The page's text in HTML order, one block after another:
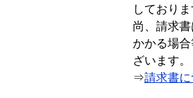
しておりま
尚、請求
かかる場
ざいます。
⇒請求書